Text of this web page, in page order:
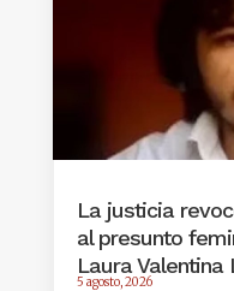
La justicia
al presunto
Laura Valentina
5 agosto, 2026